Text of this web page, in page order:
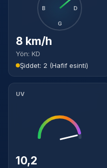
D
G
B
8 km/h
Yön: KD
Şiddet: 2 (Hafif esinti)
UV
10,2